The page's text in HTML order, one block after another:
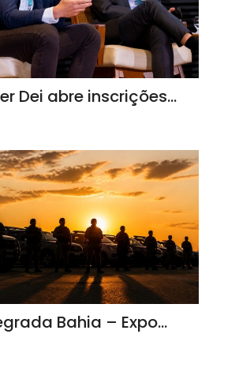
Dei abre inscrições…
Bahia – Expo…